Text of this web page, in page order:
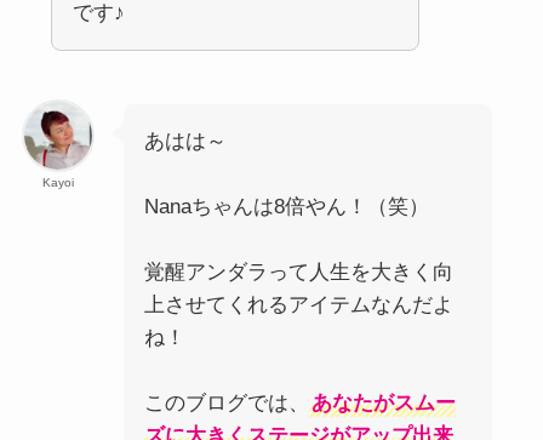
です♪
Kayoi
あはは～
Nanaちゃんは8倍やん！（笑）
覚醒アンダラって人生を大きく向
上させてくれるアイテムなんだよ
ね！
このブログでは、
あなたがスムー